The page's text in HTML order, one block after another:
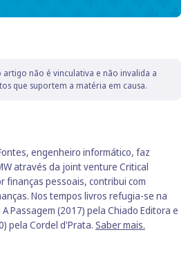
não é vinculativa e não invalida a
que suportem a matéria em causa.
engenheiro informático, faz
através da joint venture Critical
finanças pessoais, contribui com
Nos tempos livros refugia-se na
Passagem (2017) pela Chiado Editora e
pela Cordel d'Prata. Saber mais.